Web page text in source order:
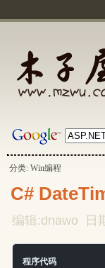
分类: Win编程
C#
编辑:dnawo 日
程序代码